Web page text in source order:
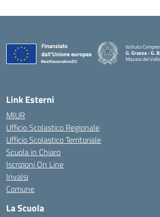
Istituto
G. Grassa - G.
Mazara del Vallo
Link Esterni
MIUR
Ufficio Scolastico Regionale
Ufficio Scolastico Territoriale
Scuola in Chiaro
Iscrizioni On Line
Invalsi
Comune
La Scuola